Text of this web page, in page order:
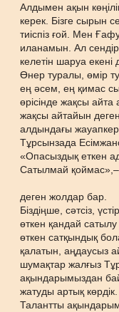
Алдымен ақын
керек. Бізге сырын
тиіспіз ғой. Мен
иланамын. Ал
келетін шаруа екені
Өнер туралы, өмір
ең әсем, ең қимас
өрісінде жақсы
жақсы айтайын
алдындағы
Тұрсынзада
«Опасыздық еткен
Сатылмай қоймас»,–
деген жолдар бар.
Біздіңше, сәтсіз,
өткен қандай
өткен сатқындық
қалатын, аңдаусыз
шумақтар жалғыз
ақындарымыздан
жатуды артық көрдік.
Талантты